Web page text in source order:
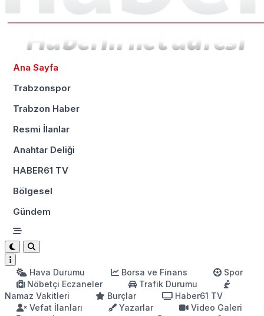
Ana Sayfa
Trabzonspor
Trabzon Haber
Resmi İlanlar
Anahtar Deliği
HABER61 TV
Bölgesel
Gündem
Hava Durumu Borsa ve Finans
Spor
Nöbetçi Eczaneler
Trafik Durumu
Namaz Vakitleri
Burçlar
Haber61 TV
Vefat İlanları
Yazarlar
Video Galeri